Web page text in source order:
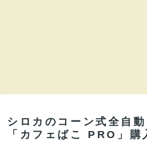
シロカのコーン式全自
「カフェばこ PRO」購